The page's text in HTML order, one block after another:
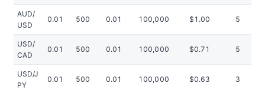
AUD/
USD
0.01 500 0.01 100,000 $1.00 5
USD/
CAD
0.01 500 0.01 100,000 $0.71 5
USD/J
PY
0.01 500 0.01 100,000 $0.63 3